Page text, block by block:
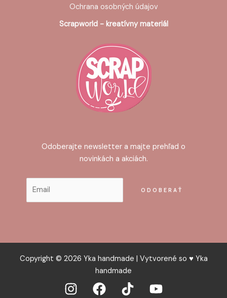
Ochrana osobných údajov
Scrapworld - kreatívny materiál
Odoberajte newsletter a majte prehľad o
novinkách a akciách.
Copyright © 2026 Yka handmade | Vytvorené so ♥ Yka
handmade